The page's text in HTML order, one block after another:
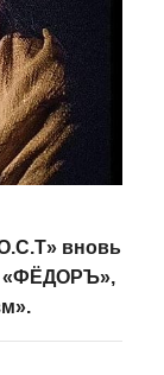
вновь
«ФЁДОРЪ»,